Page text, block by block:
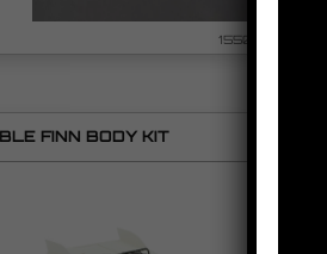
1550
FINN BODY KIT